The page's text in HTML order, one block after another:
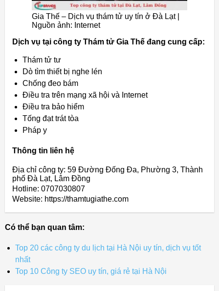
Gia Thế – Dịch vụ thám tử uy tín ở Đà Lạt |
Nguồn ảnh: Internet
Dịch vụ tại công ty Thám tử Gia Thế đang cung cấp:
Thám tử tư
Dò tìm thiết bị nghe lén
Chống đeo bám
Điều tra trên mạng xã hội và Internet
Điều tra bảo hiểm
Tống đạt trát tòa
Pháp y
Thông tin liên hệ
Địa chỉ công ty: 59 Đường Đống Đa, Phường 3, Thành
phố Đà Lạt, Lâm Đồng
Hotline: 0707030807
Website: https://thamtugiathe.com
Có thể bạn quan tâm:
Top 20 các công ty du lịch tại Hà Nội uy tín, dịch vụ tốt
nhất
Top 10 Công ty SEO uy tín, giá rẻ tại Hà Nội